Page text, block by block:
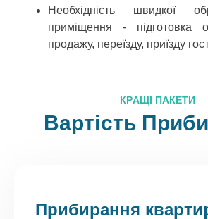
Необхідність швидкої
приміщення - підготовка
продажу, переїзду, приїзду
КРАЩІ ПАКЕТИ
Вартість
Прибирання